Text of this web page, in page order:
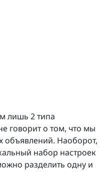
лишь 2 типа
говорит о том, что мы
объявлений. Наоборот,
набор настроек
разделить одну и